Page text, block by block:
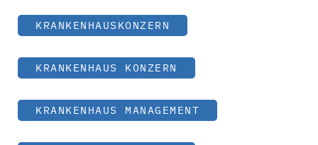
KRANKENHAUSKONZERN
KRANKENHAUS KONZERN
KRANKENHAUS MANAGEMENT